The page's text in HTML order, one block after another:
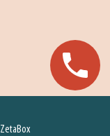
ZetaBox